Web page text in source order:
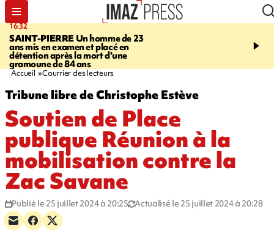
16:32
SAINT-PIERREUn homme de 23
ans mis en examen et placé en
détention après la mort d'une
gramoune de 84 ans
21:08
et Turquie scellent un
Accueil Courrier des lecteurs
Tribune libre de Christophe Estève
Soutien de Place
publique Réunion à la
mobilisation contre la
Zac Savane
Publié le 25 juillet 2024 à 20:25 Actualisé le 25 juillet 2024 à 20:28